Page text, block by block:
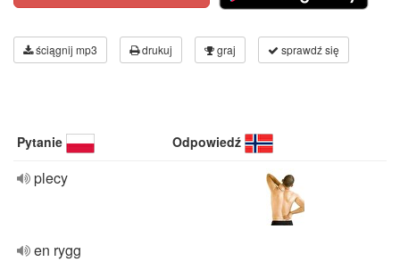
ściągnij mp3 drukuj graj sprawdź się
Pytanie Odpowiedź
plecy
en rygg